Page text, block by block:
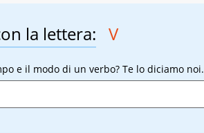
la lettera: V
e il modo di un verbo? Te lo diciamo noi.